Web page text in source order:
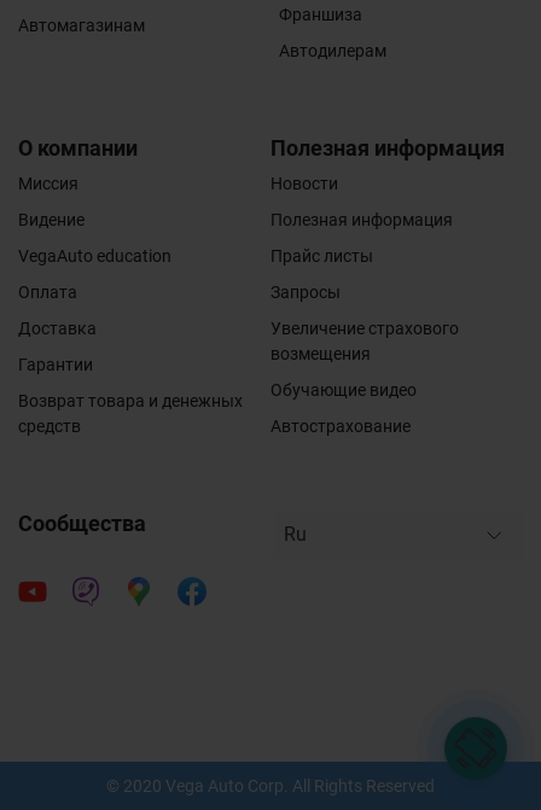
Автомагазинам
Франшиза
Автодилерам
О компании
Миссия
Видение
VegaAuto education
Оплата
Доставка
Гарантии
Возврат товара и денежных
средств
Полезная информация
Новости
Полезная информация
Прайс листы
Запросы
Увеличение страхового
возмещения
Обучающие видео
Автострахование
Сообщества
© 2020 Vega Auto Corp. All Rights Reserved